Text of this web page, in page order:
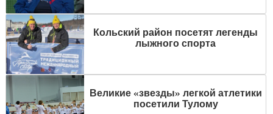
Кольский район посетят легенды
лыжного спорта
Великие «звезды» легкой атлетики
посетили Тулому